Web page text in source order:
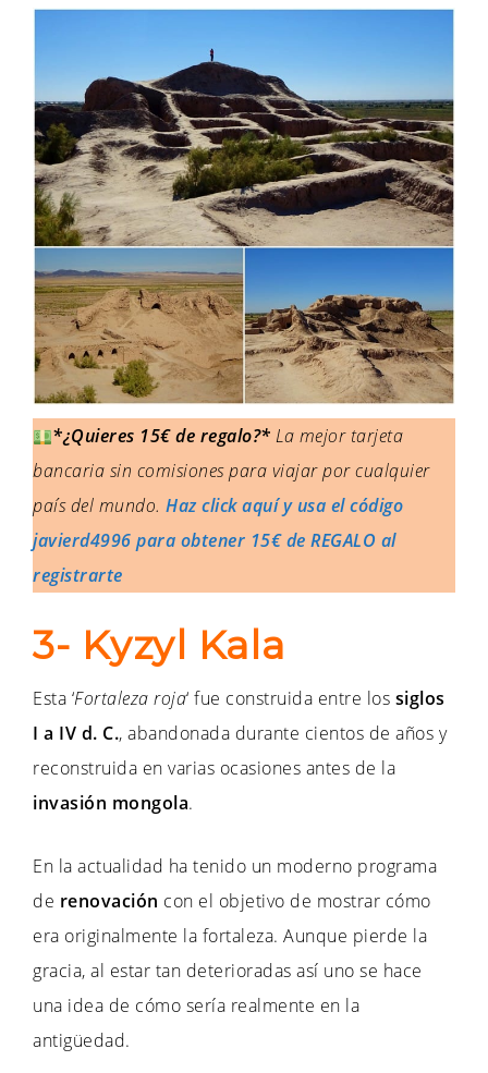
*¿Quieres 15€ de regalo?* La mejor tarjeta
bancaria sin comisiones para viajar por cualquier
país del mundo. Haz click aquí y usa el código
javierd4996 para obtener 15€ de REGALO al
registrarte
3- Kyzyl Kala
Esta ‘Fortaleza roja‘ fue construida entre los siglos
I a IV d. C., abandonada durante cientos de años y
reconstruida en varias ocasiones antes de la
invasión mongola.
En la actualidad ha tenido un moderno programa
de renovación con el objetivo de mostrar cómo
era originalmente la fortaleza. Aunque pierde la
gracia, al estar tan deterioradas así uno se hace
una idea de cómo sería realmente en la
antigüedad.